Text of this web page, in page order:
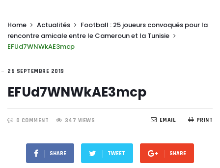
Home Actualités
Football : 25 joueurs convoqués pour la
rencontre amicale entre le Cameroun et la Tunisie
EFUd7WNWkAE3mcp
26 SEPTEMBRE 2019
EFUd7WNWkAE3mcp
0 COMMENT 347 VIEWS PRINT
EMAIL
SHARE TWEET SHARE